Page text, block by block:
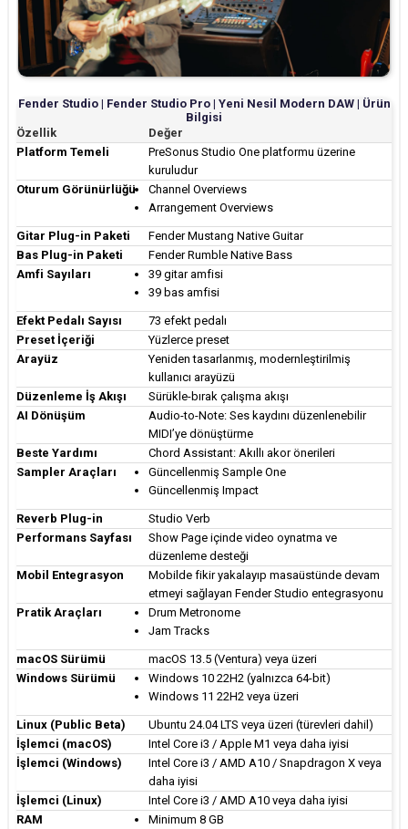
Fender Studio | Fender Studio Pro | Yeni Nesil Modern DAW | Ürün
Bilgisi
Özellik
Değer
Platform Temeli
PreSonus Studio One platformu üzerine
kuruludur
Oturum Görünürlüğü
Channel Overviews
Arrangement Overviews
Gitar Plug-in Paketi
Fender Mustang Native Guitar
Bas Plug-in Paketi
Fender Rumble Native Bass
Amfi Sayıları
39 gitar amfisi
39 bas amfisi
Efekt Pedalı Sayısı
73 efekt pedalı
Preset İçeriği
Yüzlerce preset
Arayüz
Yeniden tasarlanmış, modernleştirilmiş
kullanıcı arayüzü
Düzenleme İş Akışı
Sürükle-bırak çalışma akışı
AI Dönüşüm
Audio-to-Note: Ses kaydını düzenlenebilir
MIDI’ye dönüştürme
Beste Yardımı
Chord Assistant: Akıllı akor önerileri
Sampler Araçları
Güncellenmiş Sample One
Güncellenmiş Impact
Reverb Plug-in
Studio Verb
Performans Sayfası
Show Page içinde video oynatma ve
düzenleme desteği
Mobil Entegrasyon
Mobilde fikir yakalayıp masaüstünde devam
etmeyi sağlayan Fender Studio entegrasyonu
Pratik Araçları
Drum Metronome
Jam Tracks
macOS Sürümü
macOS 13.5 (Ventura) veya üzeri
Windows Sürümü
Windows 10 22H2 (yalnızca 64-bit)
Windows 11 22H2 veya üzeri
Linux (Public Beta)
Ubuntu 24.04 LTS veya üzeri (türevleri dahil)
İşlemci (macOS)
Intel Core i3 / Apple M1 veya daha iyisi
İşlemci (Windows)
Intel Core i3 / AMD A10 / Snapdragon X veya
daha iyisi
İşlemci (Linux)
Intel Core i3 / AMD A10 veya daha iyisi
RAM
Minimum 8 GB